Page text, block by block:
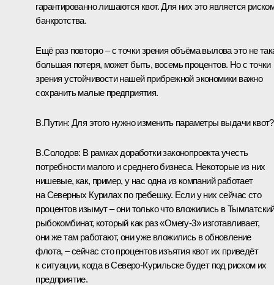
гарантированно лишаются квот. Для них это является
банкротства.
Ещё раз повторю – с точки зрения объёма вылова это не
большая потеря, может быть, восемь процентов. Но с точки
зрения устойчивости нашей прибрежной экономики важно
сохранить малые предприятия.
В.Путин: Для этого нужно изменить параметры выдачи квот?
В.Солодов: В рамках доработки законопроекта учесть
потребности малого и среднего бизнеса. Некоторые из них
нишевые, как, пример, у нас одна из компаний работает
на Северных Курилах по гребешку. Если у них сейчас сто
процентов изымут – они только что вложились в
рыбокомбинат, который как раз «Омегу-3» изготавливает,
они же там работают, они уже вложились в обновление
флота, – сейчас сто процентов изъятия квот их приведёт
к ситуации, когда в Северо-Курильске будет под риском их
предприятие.